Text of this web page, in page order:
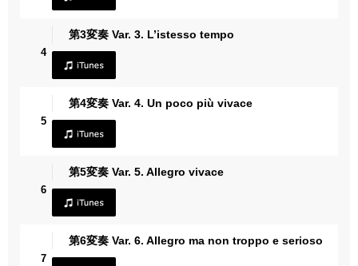
4
第3変奏 Var. 3. L’istesso tempo
5
第4変奏 Var. 4. Un poco più vivace
6
第5変奏 Var. 5. Allegro vivace
7
第6変奏 Var. 6. Allegro ma non troppo e serioso